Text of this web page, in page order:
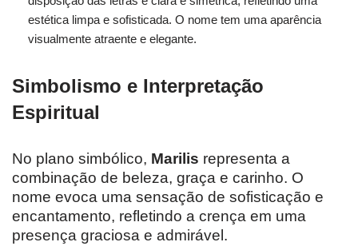
estética limpa e sofisticada. O nome tem uma aparência
visualmente atraente e elegante.
Simbolismo e Interpretação
Espiritual
No plano simbólico, Marilis representa a
combinação de beleza, graça e carinho. O
nome evoca uma sensação de sofisticação e
encantamento, refletindo a crença em uma
presença graciosa e admirável.